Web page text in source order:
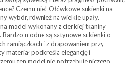
Czemu nie! Ołówkowe sukienki na
wybór, również na wielkie upały.
model wykonany z cienkiej tkaniny
modne są satynowe sukienki o
ramiączkach i z drapowaniem przy
materiał podkreśla elegancję i
ten model nie potrzebuje niczego